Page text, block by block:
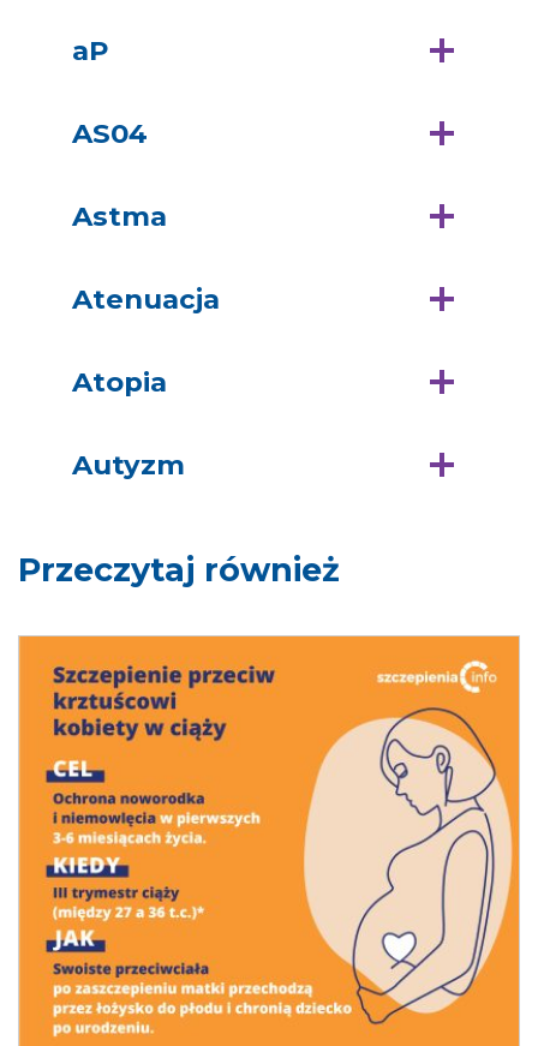
aP
AS04
Astma
Atenuacja
Atopia
Autyzm
Przeczytaj również